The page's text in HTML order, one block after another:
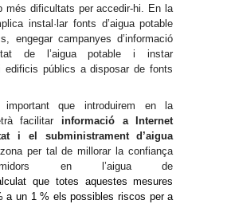
més dificultats per accedir-hi. En la
instal·lar fonts d’aigua potable
engegar campanyes d’informació
de l’aigua potable i instar
edificis públics a disposar de fonts
que introduirem en la
facilitar informació a Internet
i el subministrament d’aigua
per tal de millorar la confiança
en l’aigua de
que totes aquestes mesures
a un 1 % els possibles riscos per a